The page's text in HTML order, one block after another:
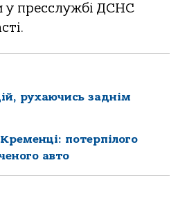
у пресслужбі ДСНС
рухаючись заднім
потерпілого
авто